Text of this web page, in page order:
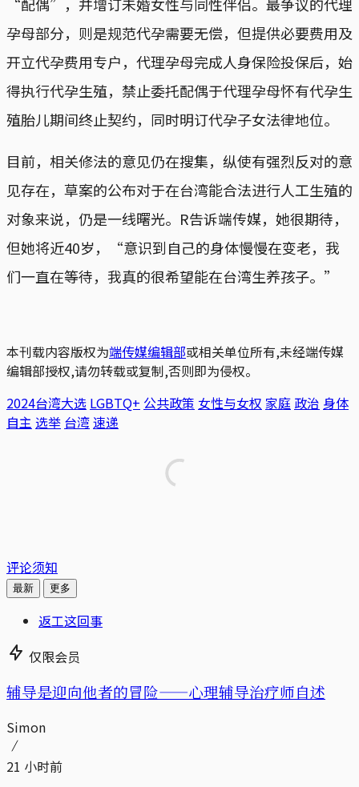
孕母部分，则是规范代孕需要无偿，但提供必要费用及
开立代孕费用专户，代理孕母完成人身保险投保后，始
得执行代孕生殖，禁止委托配偶于代理孕母怀有代孕生
殖胎儿期间终止契约，同时明订代孕子女法律地位。
目前，相关修法的意见仍在搜集，纵使有强烈反对的意
见存在，草案的公布对于在台湾能合法进行人工生殖的
对象来说，仍是一线曙光。R告诉端传媒，她很期待，
但她将近40岁，“意识到自己的身体慢慢在变老，我
们一直在等待，我真的很希望能在台湾生养孩子。”
本刊载内容版权为端传媒编辑部或相关单位所有,未经端传媒
编辑部授权,请勿转载或复制,否则即为侵权。
2024台湾大选 LGBTQ+ 公共政策 女性与女权 家庭 政治 身体
自主 选举 台湾速递
评论须知
最新 更多
返工这回事
仅限会员
辅导是迎向他者的冒险——心理辅导治疗师自述
Simon
21 小时前